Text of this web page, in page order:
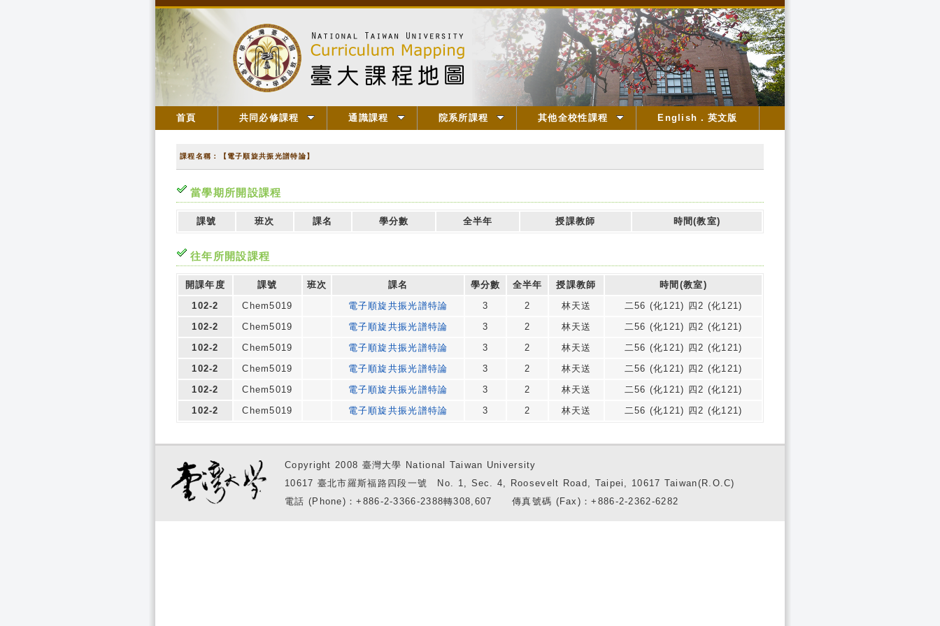
首頁 共同必修課程 通識課程 院系所課程 其他全校性課程 English．英文版
課程名稱：【電子順旋共振光譜特論】
當學期所開設課程
課號 班次 課名 學分數 全半年 授課教師 時間(教室)
往年所開設課程
開課年度 課號 班次 課名 學分數 全半年 授課教師
時間(教室)
102-2
Chem5019 電子順旋共振光譜特論 3 2 林天送
二56 (化121) 四2 (化121)
102-2
Chem5019 電子順旋共振光譜特論 3 2 林天送
二56 (化121) 四2 (化121)
102-2
Chem5019 電子順旋共振光譜特論 3 2 林天送
二56 (化121) 四2 (化121)
102-2
Chem5019 電子順旋共振光譜特論 3 2 林天送
二56 (化121) 四2 (化121)
102-2
Chem5019 電子順旋共振光譜特論 3 2 林天送
二56 (化121) 四2 (化121)
102-2
Chem5019 電子順旋共振光譜特論 3 2 林天送 二56 (化121) 四2 (化121)
Copyright 2008 臺灣大學 National Taiwan University
10617 臺北市羅斯福路四段一號 No. 1, Sec. 4, Roosevelt Road, Taipei, 10617 Taiwan(R.O.C)
電話 (Phone)：+886-2-3366-2388轉308,607 傳真號碼 (Fax)：+886-2-2362-6282